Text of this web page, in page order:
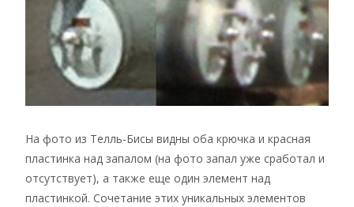
На фото из Телль-Бисы видны оба крючка и красная
пластинка над запалом (на фото запал уже сработал и
отсутствует), а также еще один элемент над
пластинкой. Сочетание этих уникальных элементов